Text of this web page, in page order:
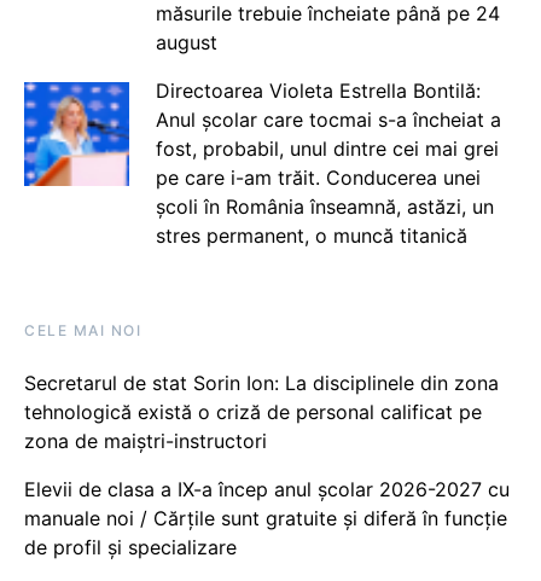
măsurile trebuie încheiate până pe 24
august
Directoarea Violeta Estrella Bontilă:
Anul școlar care tocmai s-a încheiat a
fost, probabil, unul dintre cei mai grei
pe care i-am trăit. Conducerea unei
școli în România înseamnă, astăzi, un
stres permanent, o muncă titanică
CELE MAI NOI
Secretarul de stat Sorin Ion: La disciplinele din zona
tehnologică există o criză de personal calificat pe
zona de maiștri-instructori
Elevii de clasa a IX-a încep anul școlar 2026-2027 cu
manuale noi / Cărțile sunt gratuite și diferă în funcție
de profil și specializare